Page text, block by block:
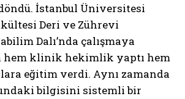
İstanbul Üniversitesi
Deri ve Zührevi
Dalı’nda çalışmaya
hem klinik hekimlik yaptı hem
eğitim verdi. Aynı zamanda
bilgisini sistemli bir